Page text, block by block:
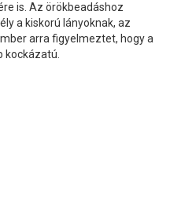
is. Az örökbeadáshoz
a kiskorú lányoknak, az
arra figyelmeztet, hogy a
kockázatú.